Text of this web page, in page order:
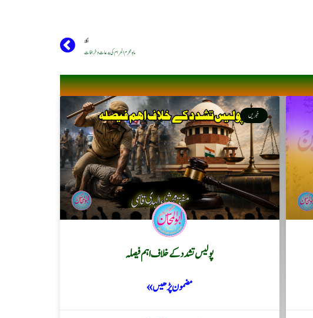
اگلا
ماہِ محرم الحرام کی بدعات و خرافات
خبریں
پولیس تشدد کے خلاف اہم فیصلہ
مضمون پڑھیں »